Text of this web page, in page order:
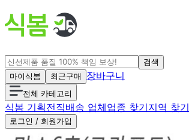
검색
마이식봄
최근구매 장바구니
전체 카테고리
식봄 기획전직배송 업체업종 찾기지역 찾기
로그인 / 회원가입